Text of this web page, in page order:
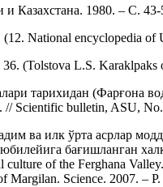
1980. – С.
National encyclopedia of
(Tolstova L.S. Karaklpaks
тарихидан
// Scientific bulletin, ASU,
ва илк ўрта асрлар
бағишланган
culture of the Ferghana
Margilan. Science. 2007. –